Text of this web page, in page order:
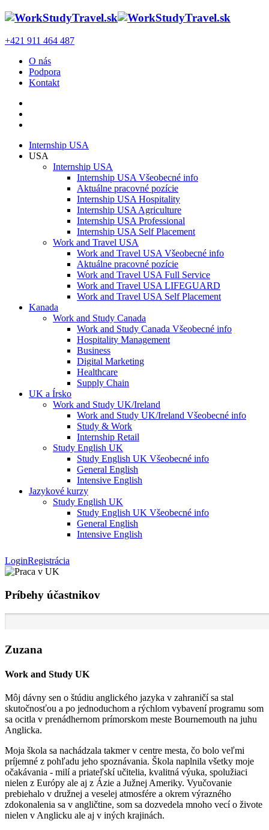
+421 911 464 487
O nás
Podpora
Kontakt
Internship USA
USA
Internship USA
Internship USA Všeobecné info
Aktuálne pracovné pozície
Internship USA Hospitality
Internship USA Agriculture
Internship USA Professional
Internship USA Self Placement
Work and Travel USA
Work and Travel USA Všeobecné info
Aktuálne pracovné pozície
Work and Travel USA Full Service
Work and Travel USA LIFEGUARD
Work and Travel USA Self Placement
Kanada
Work and Study Canada
Work and Study Canada Všeobecné info
Hospitality Management
Business
Digital Marketing
Healthcare
Supply Chain
UK a Írsko
Work and Study UK/Ireland
Work and Study UK/Ireland Všeobecné info
Study & Work
Internship Retail
Study English UK
Study English UK Všeobecné info
General English
Intensive English
Jazykové kurzy
Study English UK
Study English UK Všeobecné info
General English
Intensive English
LoginRegistrácia
Príbehy účastnikov
Zuzana
Work and Study UK
Môj dávny sen o štúdiu anglického jazyka v zahraničí sa stal
skutočnosťou a po jednoduchom a rýchlom vybavení programu som
sa ocitla v prenádhernom prímorskom meste Bournemouth na juhu
Anglicka.
Moja škola sa nachádzala takmer v centre mesta, čo bolo veľmi
príjemné z pohľadu jeho spoznávania. Škola naplnila všetky moje
očakávania - milí a priateľskí učitelia, kvalitná výuka, spolužiaci
nielen z Európy ale aj z Ázie a Južnej Ameriky. Vyučovanie
prebiehalo v družnej a veselej atmosfére a okrem výrazného
zdokonalenia sa v angličtine, som sa dozvedela mnoho vecí o živote
nielen v Anglicku ale aj v iných krajinách.